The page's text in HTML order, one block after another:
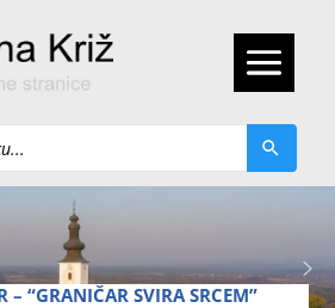
– “GRANIČAR SVIRA SRCEM”